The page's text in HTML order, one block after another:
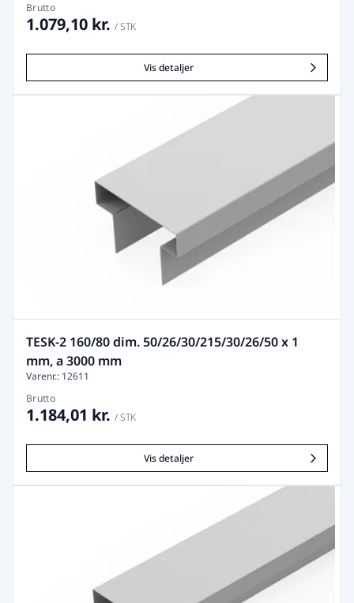
Brutto
1.079,10 kr. / STK
Vis detaljer
TESK-2 160/80 dim. 50/26/30/215/30/26/50 x 1
mm, a 3000 mm
Varenr.: 12611
Brutto
1.184,01 kr. / STK
Vis detaljer